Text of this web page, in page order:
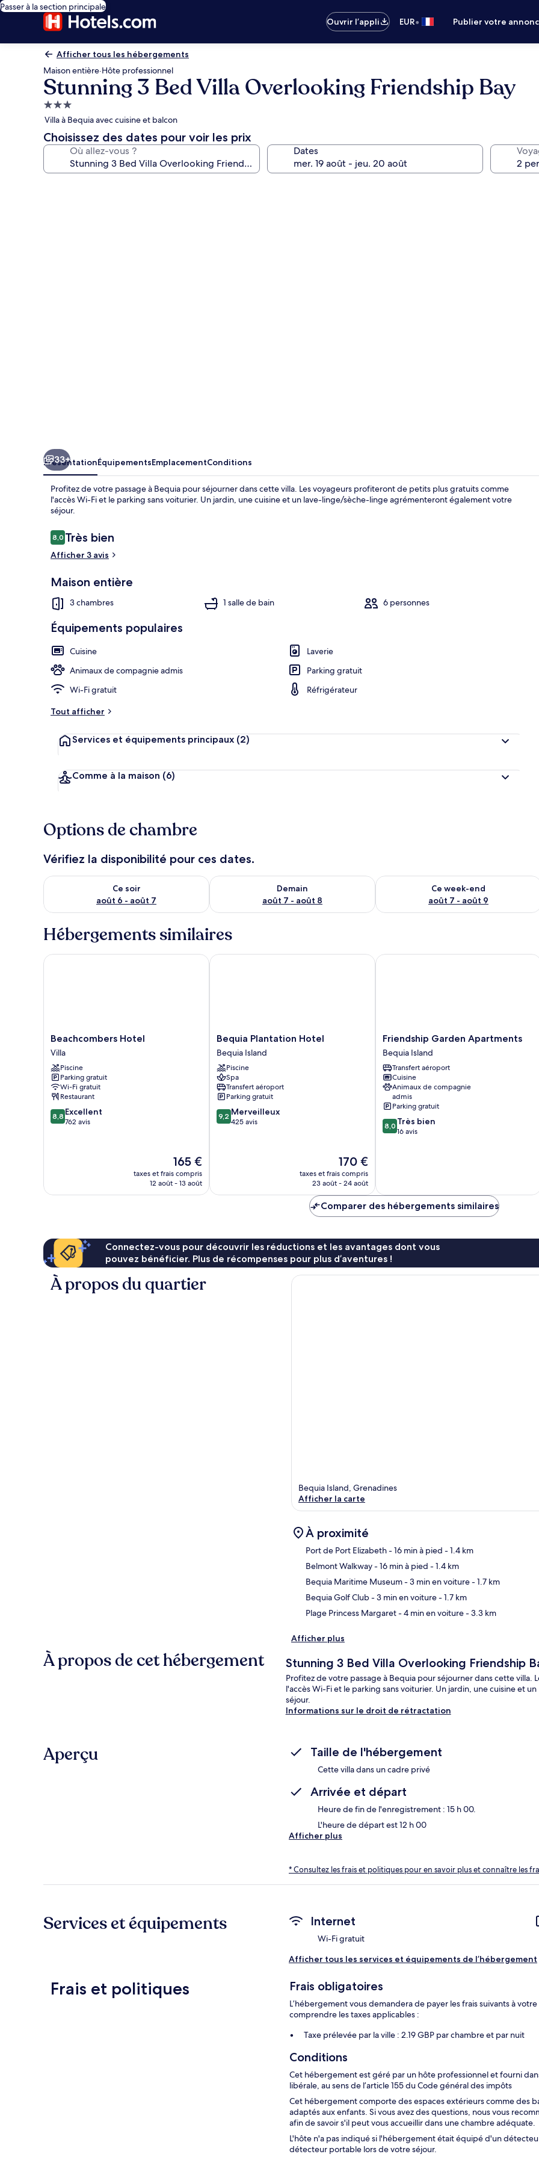
Passer à la section principale
Ouvrir l’appli
EUR• Publier votre
Afficher tous les hébergements
Maison entière·Hôte professionnel
Stunning 3 Bed Villa Overlooking Friendship Bay
Hébergement
3.0 étoiles
Villa à Bequia avec cuisine et balcon
Choisissez des dates pour voir les prix
Où allez-vous ? Dates
33+
PrésentationÉquipementsEmplacementConditions
Profitez de votre passage à Bequia pour séjourner dans cette villa. Les voyageurs profiteront de petits plus gratuits comme
l'accès Wi-Fi et le parking sans voiturier. Un jardin, une cuisine et un lave-linge/sèche-linge agrémenteront également votre
séjour.
Avis
voyageurs
8,08,0 sur 10
Très bien
Afficher 3 avis
Maison entière
3 chambres 1 salle de bain 6 personnes
Équipements populaires
Cuisine
Laverie
Animaux de compagnie admis
Parking gratuit
Wi-Fi gratuit
Réfrigérateur
Tout afficher
Services et équipements principaux (2)
Comme à la maison (6)
Options de chambre
Vérifiez la disponibilité pour ces dates.
Ce soir
août 6 - août 7
Vérifier la disponibilité pour ce soir août 6 - août 7
Demain
août 7 - août 8
Vérifier la disponibilité pour demain août 7 - août 8
Ce week-end
août 7 - août 9
Vérifier la disponibilité pour ce
Hébergements similaires
Beachcombers
Hotel
Villa
Beachcombers Hotel
Villa
Piscine
Parking gratuit
Wi-Fi gratuit
Restaurant
8.8
sur
8,8 Excellent
762 avis
Le
nouveau
prix
165 €
taxes et frais compris
12 août - 13 août
Beachcombers Hotel
Bequia
Plantation
Hotel
Bequia
Island
Bequia Plantation Hotel
Bequia Island
Piscine
Spa
Transfert aéroport
Parking gratuit
9.2
sur
9,2 Merveilleux
425 avis
Le
nouveau
prix
de
170 €
170 €
taxes et frais compris
23 août - 24 août
Bequia Plantation Hotel
Friendship
Garden
Apartments
Bequia
Island
Friendship Garden Apartments
Bequia Island
Transfert aéroport
Cuisine
Animaux de compagnie
admis
Parking gratuit
8.0
sur
8,0 Très bien
16 avis
Friendship Garden Apartments
Comparer des hébergements similaires
Connectez-vous pour découvrir les réductions et les avantages dont vous
pouvez bénéficier. Plus de récompenses pour plus d’aventures !
À propos du quartier
Bequia Island, Grenadines
Afficher la carte
À proximité
Port de Port Elizabeth- 16 min à pied - 1.4 km
Belmont Walkway- 16 min à pied - 1.4 km
Bequia Maritime Museum- 3 min en voiture- 1.7 km
Bequia Golf Club- 3 min en voiture- 1.7 km
Plage Princess Margaret- 4 min en voiture- 3.3 km
Afficher plus
À propos de cet hébergement Stunning 3 Bed Villa Overlooking Friendship
Profitez de votre passage à Bequia pour séjourner dans cette
l'accès Wi-Fi et le parking sans voiturier. Un jardin, une cuisine et
séjour.
Informations sur le droit de rétractation
Aperçu Taille de l'hébergement
Cette villa dans un cadre privé
Arrivée et départ
Heure de fin de l'enregistrement : 15 h 00.
L'heure de départ est 12 h 00
Afficher plus
* Consultez les frais et politiques pour en savoir plus et connaître les
Services et équipements Internet
Wi-Fi gratuit
Afficher tous les services et équipements de l’hébergement
Frais et politiques Frais obligatoires
L’hébergement vous demandera de payer les frais suivants à
comprendre les taxes applicables :
Taxe prélevée par la ville : 2.19 GBP par chambre et par nuit
Conditions
Cet hébergement est géré par un hôte professionnel et fourni
libérale, au sens de l’article 155 du Code général des impôts
Cet hébergement comporte des espaces extérieurs comme des
adaptés aux enfants. Si vous avez des questions, nous vous
afin de savoir s'il peut vous accueillir dans une chambre adéquate.
L'hôte n'a pas indiqué si l'hébergement était équipé d'un
détecteur portable lors de votre séjour.